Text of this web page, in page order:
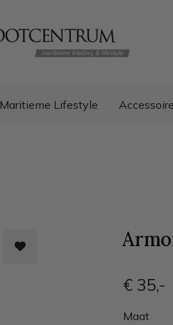
Maritieme Lifestyle
€ 35,-
Maat